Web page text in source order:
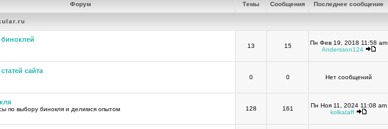
Форум Темы Сообщения Последнее сообщение
13 15
Пн Фев 19, 2018 11:58 am
Andersson124
сайта
0 0 Нет сообщений
по выбору бинокля и делимся опытом 128 161
Пн Ноя 11, 2024 11:08 am
kolkataff